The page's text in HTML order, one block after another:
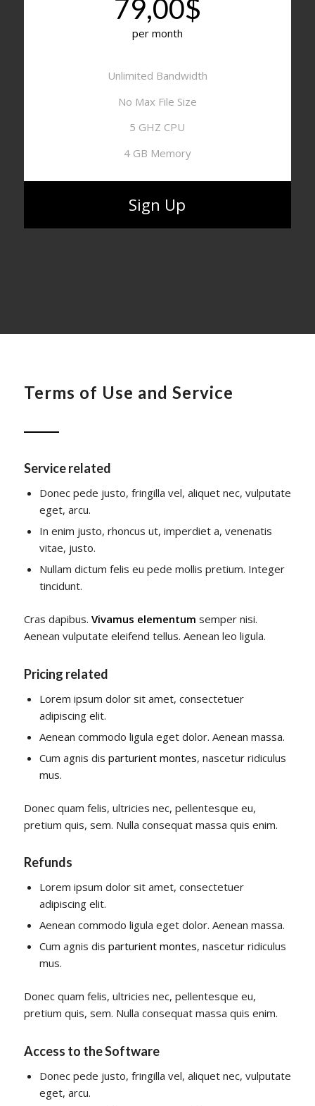
79,00$
per month
Unlimited Bandwidth
No Max File Size
5 GHZ CPU
4 GB Memory
Sign Up
Terms of Use and Service
Service related
Donec pede justo, fringilla vel, aliquet nec, vulputate
eget, arcu.
In enim justo, rhoncus ut, imperdiet a, venenatis
vitae, justo.
Nullam dictum felis eu pede mollis pretium. Integer
tincidunt.
Cras dapibus. Vivamus elementum semper nisi.
Aenean vulputate eleifend tellus. Aenean leo ligula.
Pricing related
Lorem ipsum dolor sit amet, consectetuer
adipiscing elit.
Aenean commodo ligula eget dolor. Aenean massa.
Cum agnis dis parturient montes, nascetur ridiculus
mus.
Donec quam felis, ultricies nec, pellentesque eu,
pretium quis, sem. Nulla consequat massa quis enim.
Refunds
Lorem ipsum dolor sit amet, consectetuer
adipiscing elit.
Aenean commodo ligula eget dolor. Aenean massa.
Cum agnis dis parturient montes, nascetur ridiculus
mus.
Donec quam felis, ultricies nec, pellentesque eu,
pretium quis, sem. Nulla consequat massa quis enim.
Access to the Software
Donec pede justo, fringilla vel, aliquet nec, vulputate
eget, arcu.